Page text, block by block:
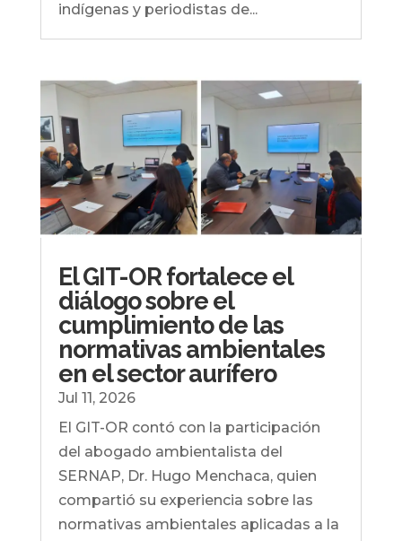
indígenas y periodistas de...
El GIT-OR fortalece el
diálogo sobre el
cumplimiento de las
normativas ambientales
en el sector aurífero
Jul 11, 2026
El GIT-OR contó con la participación
del abogado ambientalista del
SERNAP, Dr. Hugo Menchaca, quien
compartió su experiencia sobre las
normativas ambientales aplicadas a la